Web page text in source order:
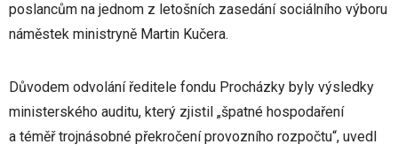
poslancům na jednom z letošních zasedání sociálního výboru
náměstek ministryně Martin Kučera.
Důvodem odvolání ředitele fondu Procházky byly výsledky
ministerského auditu, který zjistil „špatné hospodaření
a téměř trojnásobné překročení provozního rozpočtu“, uvedl